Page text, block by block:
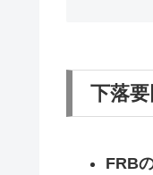
下落要
FRB